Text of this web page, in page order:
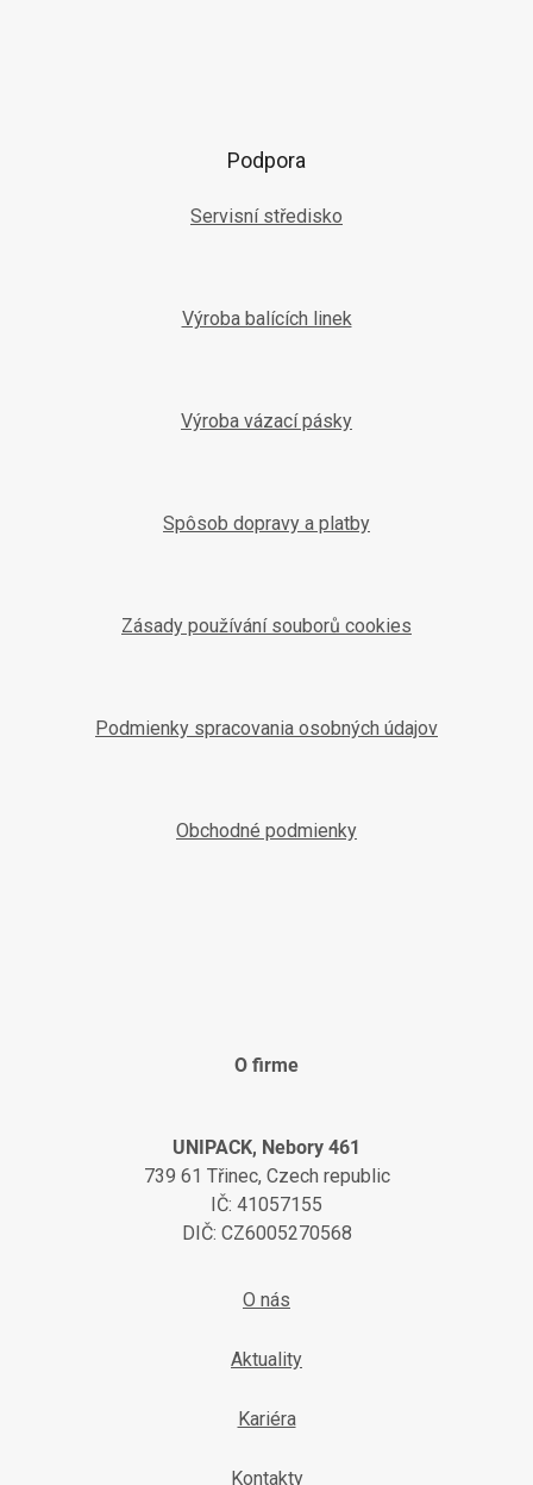
Podpora
Servisní středisko
Výroba balících linek
Výroba vázací pásky
Spôsob dopravy a platby
Zásady používání souborů cookies
Podmienky spracovania osobných údajov
Obchodné podmienky
O firme
UNIPACK, Nebory 461
739 61 Třinec, Czech republic
IČ: 41057155
DIČ: CZ6005270568
O nás
Aktuality
Kariéra
Kontakty